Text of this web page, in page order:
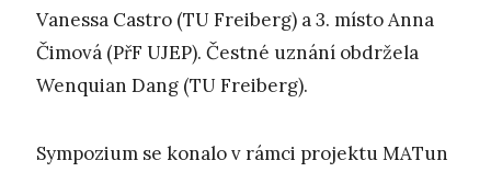
Vanessa Castro (TU Freiberg) a 3. místo Anna
Čimová (PřF UJEP). Čestné uznání obdržela
Wenquian Dang (TU Freiberg).
Sympozium se konalo v rámci projektu MATun